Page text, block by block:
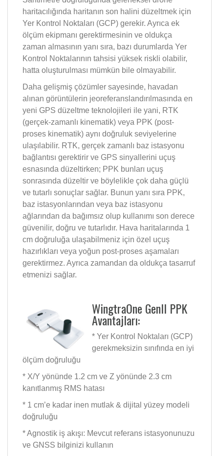
haritacılığında haritanın son halini düzeltmek için
Yer Kontrol Noktaları (GCP) gerekir. Ayrıca ek
ölçüm ekipmanı gerektirmesinin ve oldukça
zaman almasının yanı sıra, bazı durumlarda Yer
Kontrol Noktalarının tahsisi yüksek riskli olabilir,
hatta oluşturulması mümkün bile olmayabilir.
Daha gelişmiş çözümler sayesinde, havadan
alınan görüntülerin jeoreferanslandırılmasında en
yeni GPS düzeltme teknolojileri ile yani, RTK
(gerçek-zamanlı kinematik) veya PPK (post-
proses kinematik) aynı doğruluk seviyelerine
ulaşılabilir. RTK, gerçek zamanlı baz istasyonu
bağlantısı gerektirir ve GPS sinyallerini uçuş
esnasında düzeltirken; PPK bunları uçuş
sonrasında düzeltir ve böylelikle çok daha güçlü
ve tutarlı sonuçlar sağlar. Bunun yanı sıra PPK,
baz istasyonlarından veya baz istasyonu
ağlarından da bağımsız olup kullanımı son derece
güvenilir, doğru ve tutarlıdır. Hava haritalarında 1
cm doğruluğa ulaşabilmeniz için özel uçuş
hazırlıkları veya yoğun post-proses aşamaları
gerektirmez. Ayrıca zamandan da oldukça tasarruf
etmenizi sağlar.
WingtraOne GenII PPK
Avantajları:
* Yer Kontrol Noktaları (GCP)
gerekmeksizin sınıfında en iyi
ölçüm doğruluğu
* X/Y yönünde 1.2 cm ve Z yönünde 2.3 cm
kanıtlanmış RMS hatası
* 1 cm’e kadar inen mutlak & dijital yüzey modeli
doğruluğu
* Agnostik iş akışı: Mevcut referans istasyonunuzu
ve GNSS bilginizi kullanın